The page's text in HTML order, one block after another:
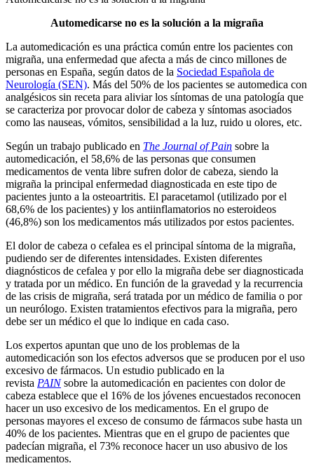
Automedicarse no es la solución a la migraña
La automedicación es una práctica común entre los pacientes con
migraña, una enfermedad que afecta a más de cinco millones de
personas en España, según datos de la Sociedad Española de
Neurología (SEN). Más del 50% de los pacientes se automedica con
analgésicos sin receta para aliviar los síntomas de una patología que
se caracteriza por provocar dolor de cabeza y síntomas asociados
como las nauseas, vómitos, sensibilidad a la luz, ruido u olores, etc.
Según un trabajo publicado en The Journal of Pain sobre la
automedicación, el 58,6% de las personas que consumen
medicamentos de venta libre sufren dolor de cabeza, siendo la
migraña la principal enfermedad diagnosticada en este tipo de
pacientes junto a la osteoartritis. El paracetamol (utilizado por el
68,6% de los pacientes) y los antiinflamatorios no esteroideos
(46,8%) son los medicamentos más utilizados por estos pacientes.
El dolor de cabeza o cefalea es el principal síntoma de la migraña,
pudiendo ser de diferentes intensidades. Existen diferentes
diagnósticos de cefalea y por ello la migraña debe ser diagnosticada
y tratada por un médico. En función de la gravedad y la recurrencia
de las crisis de migraña, será tratada por un médico de familia o por
un neurólogo. Existen tratamientos efectivos para la migraña, pero
debe ser un médico el que lo indique en cada caso.
Los expertos apuntan que uno de los problemas de la
automedicación son los efectos adversos que se producen por el uso
excesivo de fármacos. Un estudio publicado en la
revista PAINsobre la automedicación en pacientes con dolor de
cabeza establece que el 16% de los jóvenes encuestados reconocen
hacer un uso excesivo de los medicamentos. En el grupo de
personas mayores el exceso de consumo de fármacos sube hasta un
40% de los pacientes. Mientras que en el grupo de pacientes que
padecían migraña, el 73% reconoce hacer un uso abusivo de los
medicamentos.